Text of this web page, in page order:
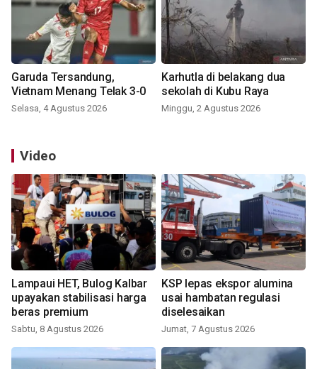
Garuda Tersandung,
Vietnam Menang Telak 3-0
Selasa, 4 Agustus 2026
Karhutla di belakang dua
sekolah di Kubu Raya
Minggu, 2 Agustus 2026
Video
Lampaui HET, Bulog Kalbar
upayakan stabilisasi harga
beras premium
Sabtu, 8 Agustus 2026
KSP lepas ekspor alumina
usai hambatan regulasi
diselesaikan
Jumat, 7 Agustus 2026